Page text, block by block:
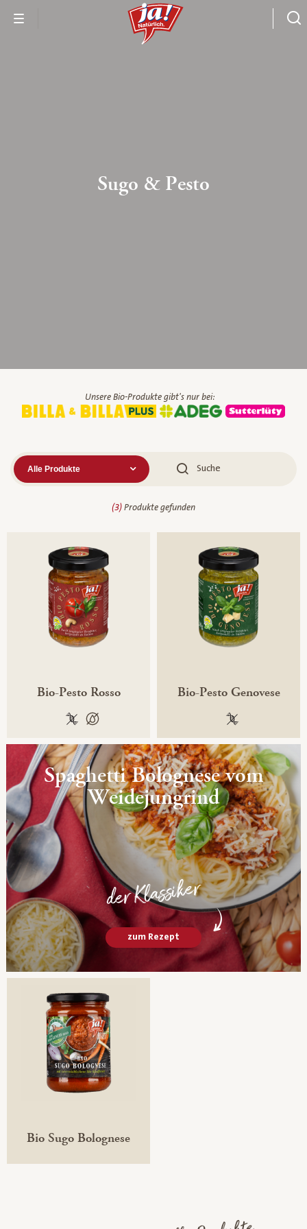
Sugo & Pesto
Unsere Bio-Produkte gibt's nur bei:
(3) Produkte gefunden
Bio-Pesto Rosso
100 % gentechnikfrei
100 % palmölfrei
Bio-Pesto Genovese
100 %
der Klassiker
zum Rezept
Spaghetti Bolognese vom
Weidejungrind
Bio Sugo Bolognese